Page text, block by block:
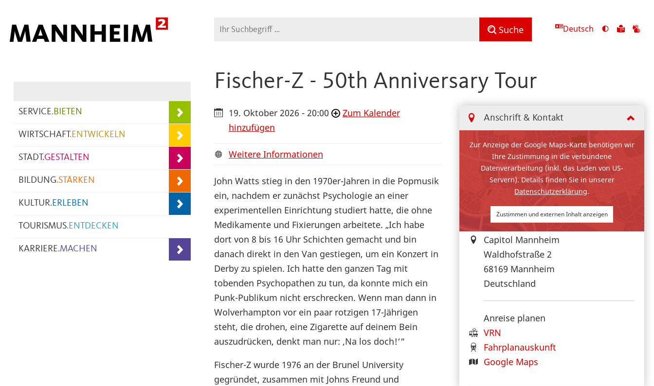
Suche Suche Deutsch
Ansicht
Zu
SERVICE.BIETEN
WIRTSCHAFT.ENTWICKELN
STADT.GESTALTEN
BILDUNG.STÄRKEN
KULTUR.ERLEBEN
TOURISMUS.ENTDECKEN
KARRIERE.MACHEN
Fischer-Z - 50th Anniversary Tour
Anschrift & Kontakt
Zur Anzeige der Google Maps-Karte benötigen wir
Ihre Zustimmung in die verbundene
Datenverarbeitung (inkl. das Laden von US-
Servern). Details finden Sie in unserer
Datenschutzerklärung.
Zustimmen und externen Inhalt anzeigen
Capitol Mannheim
Waldhofstraße 2
68169 Mannheim
Deutschland
Anreise planen
VRN
Fahrplanauskunft
Google Maps
19. Oktober 2026 - 20:00
Zum Kalender
hinzufügen
Weitere Informationen
John Watts stieg in den 1970er-Jahren in die Popmusik
ein, nachdem er zunächst Psychologie an einer
experimentellen Einrichtung studiert hatte, die ohne
Medikamente und Fixierungen arbeitete. „Ich habe
dort von 8 bis 16 Uhr Schichten gemacht und bin
danach direkt in den Van gestiegen, um ein Konzert in
Derby zu spielen. Ich hatte den ganzen Tag mit
tobenden Psychopathen zu tun, da konnte mich ein
Punk-Publikum nicht erschrecken. Wenn man dann in
Wolverhampton vor ein paar rotzigen 17-Jährigen
steht, die drohen, eine Zigarette auf deinem Bein
auszudrücken, denkt man nur: ‚Na los doch!‘“
Fischer-Z wurde 1976 an der Brunel University
gegründet, zusammen mit Johns Freund und